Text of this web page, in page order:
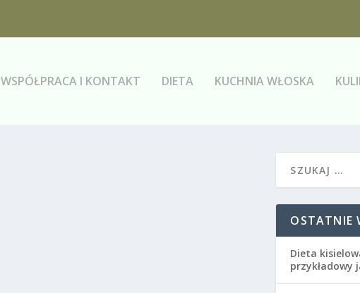
WSPÓŁPRACA I KONTAKT DIETA KUCHNIA WŁOSKA
OSTATNIE
Dieta
przykładowy